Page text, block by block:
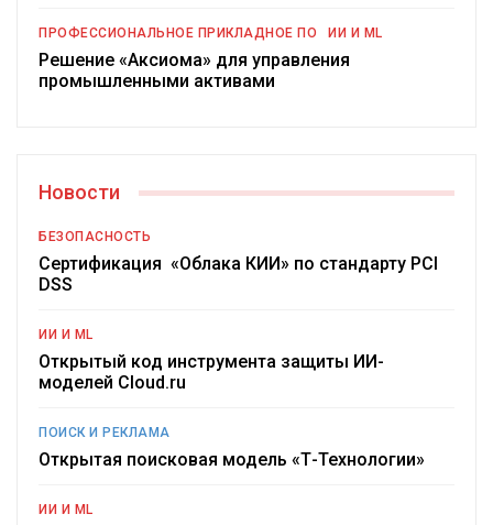
ПРОФЕССИОНАЛЬНОЕ ПРИКЛАДНОЕ ПО ИИ И ML
Решение «Аксиома» для управления
промышленными активами
Новости
БЕЗОПАСНОСТЬ
Сертификация «Облака КИИ» по стандарту PCI
DSS
ИИ И ML
Открытый код инструмента защиты ИИ-
моделей Cloud.ru
ПОИСК И РЕКЛАМА
Открытая поисковая модель «Т-Технологии»
ИИ И ML